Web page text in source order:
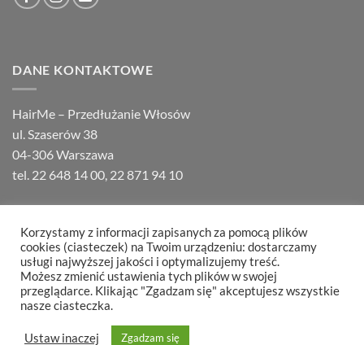
DANE KONTAKTOWE
HairMe – Przedłużanie Włosów
ul. Szaserów 38
04-306 Warszawa
tel. 22 648 14 00, 22 871 94 10
O HAIRME KONTAKT FAQ REGULAMIN REKLAMACJE
Copyright 2026 ©
Korzystamy z informacji zapisanych za pomocą plików
cookies (ciasteczek) na Twoim urządzeniu: dostarczamy
usługi najwyższej jakości i optymalizujemy treść.
Możesz zmienić ustawienia tych plików w swojej
przeglądarce. Klikając "Zgadzam się" akceptujesz wszystkie
nasze ciasteczka.
Ustaw inaczej Zgadzam się